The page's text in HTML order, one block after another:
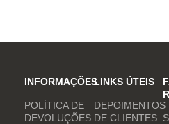
INFORMAÇÕES
POLÍTICA DE
DEVOLUÇÕES
LINKS ÚTEIS
DEPOIMENTOS
DE CLIENTES